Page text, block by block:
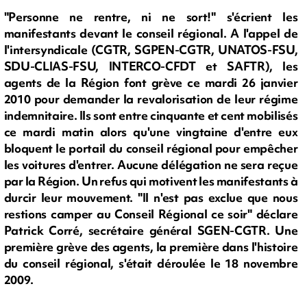
"Personne ne rentre, ni ne sort!" s'écrient les
manifestants devant le conseil régional. A l'appel de
l'intersyndicale (CGTR, SGPEN-CGTR, UNATOS-FSU,
SDU-CLIAS-FSU, INTERCO-CFDT et SAFTR), les
agents de la Région font grève ce mardi 26 janvier
2010 pour demander la revalorisation de leur régime
indemnitaire. Ils sont entre cinquante et cent mobilisés
ce mardi matin alors qu'une vingtaine d'entre eux
bloquent le portail du conseil régional pour empêcher
les voitures d'entrer. Aucune délégation ne sera reçue
par la Région. Un refus qui motivent les manifestants à
durcir leur mouvement. "Il n'est pas exclue que nous
restions camper au Conseil Régional ce soir" déclare
Patrick Corré, secrétaire général SGEN-CGTR. Une
première grève des agents, la première dans l'histoire
du conseil régional, s'était déroulée le 18 novembre
2009.